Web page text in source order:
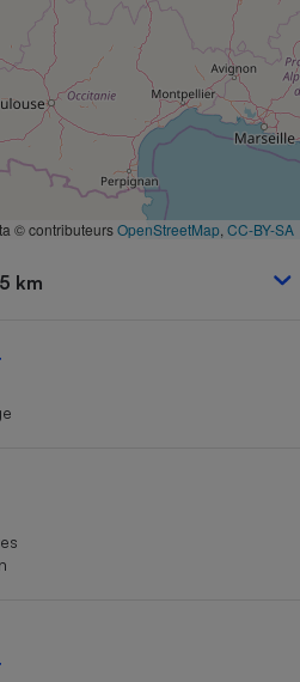
© contributeursOpenStreetMap CC-BY-SA
km
Complément
alimentaire
Assurance emprunteur
Banque
Petit électroménager -
Matelas
Mutuelle